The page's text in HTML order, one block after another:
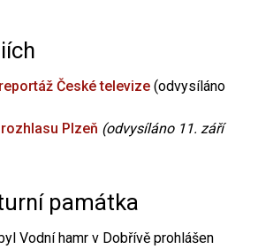
České televize (odvysíláno
Plzeň (odvysíláno 11. září
památka
Vodní hamr v Dobřívě prohlášen